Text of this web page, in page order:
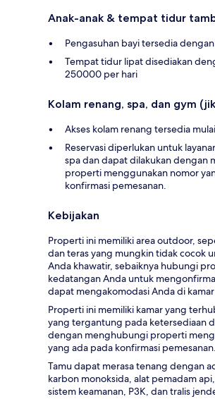
Anak-anak & tempat tidur
Pengasuhan bayi tersedia
Tempat tidur lipat disediakan
250000 per hari
Kolam renang, spa, dan gym
Akses kolam renang tersedia
Reservasi diperlukan untuk
spa dan dapat dilakukan dengan
properti menggunakan nomor
konfirmasi pemesanan.
Kebijakan
Properti ini memiliki area outdoor,
dan teras yang mungkin tidak cocok
Anda khawatir, sebaiknya hubungi
kedatangan Anda untuk
dapat mengakomodasi Anda di
Properti ini memiliki kamar yang
yang tergantung pada ketersediaan
dengan menghubungi properti
yang ada pada konfirmasi pemesanan.
Tamu dapat merasa tenang dengan
karbon monoksida, alat pemadam
sistem keamanan, P3K, dan tralis